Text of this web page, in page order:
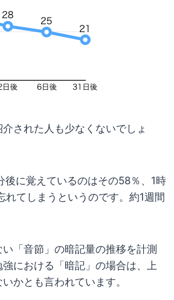
された人も少なくないでしょ
に覚えているのはその58％、1時
てしまうというのです。約1週間
「音節」の暗記量の推移を計測
における「暗記」の場合は、上
かとも言われています。